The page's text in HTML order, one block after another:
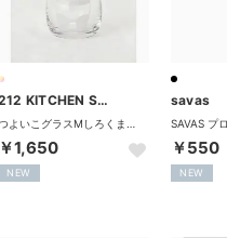
212 KITCHEN STORE
￥1,650
NEW
savas
￥550
NEW